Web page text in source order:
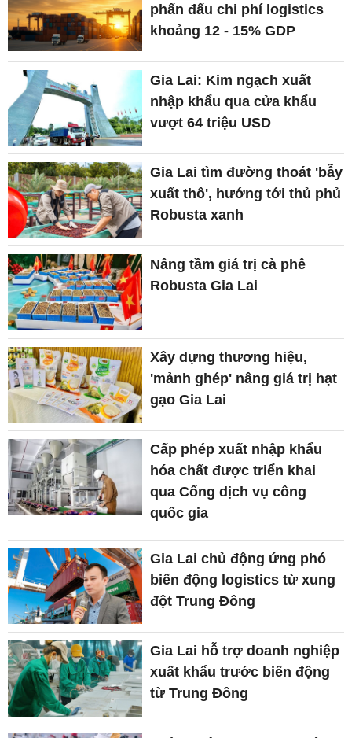
phấn đấu chi phí logistics
khoảng 12 - 15% GDP
Gia Lai: Kim ngạch xuất
nhập khẩu qua cửa khẩu
vượt 64 triệu USD
Gia Lai tìm đường thoát 'bẫy
xuất thô', hướng tới thủ phủ
Robusta xanh
Nâng tầm giá trị cà phê
Robusta Gia Lai
Xây dựng thương hiệu,
'mảnh ghép' nâng giá trị hạt
gạo Gia Lai
Cấp phép xuất nhập khẩu
hóa chất được triển khai
qua Cổng dịch vụ công
quốc gia
Gia Lai chủ động ứng phó
biến động logistics từ xung
đột Trung Đông
Gia Lai hỗ trợ doanh nghiệp
xuất khẩu trước biến động
từ Trung Đông